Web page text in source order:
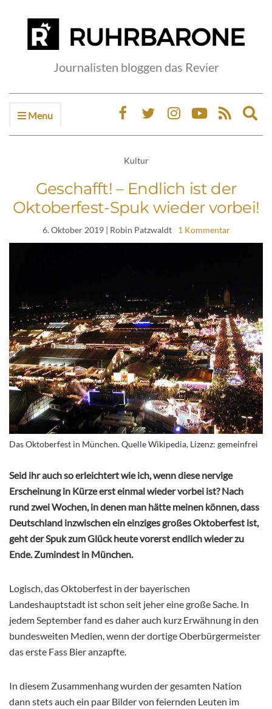
Journalisten bloggen das Revier
Menu
Kultur
Geschafft! – Endlich ist der
Oktoberfest-Spuk wieder vorbei!
6. Oktober 2019| Robin Patzwaldt 1 Kommentar
Das Oktoberfest in München. Quelle Wikipedia, Lizenz: gemeinfrei
Seid ihr auch so erleichtert wie ich, wenn diese nervige
Erscheinung in Kürze erst einmal wieder vorbei ist? Nach
rund zwei Wochen, in denen man hätte meinen können, dass
Deutschland inzwischen ein einziges großes Oktoberfest ist,
geht der Spuk zum Glück heute vorerst endlich wieder zu
Ende. Zumindest in München.
Logisch, das Oktoberfest in der bayerischen
Landeshauptstadt ist schon seit jeher eine große Sache. In
jedem September fand es daher auch kurz Erwähnung in den
bundesweiten Medien, wenn der dortige Oberbürgermeister
das erste Fass Bier anzapfte.
In diesem Zusammenhang wurden der gesamten Nation
dann stets auch ein paar Bilder von feiernden Leuten im